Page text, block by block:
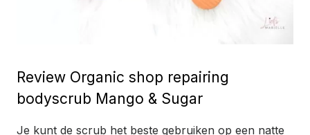
Review Organic shop repairing
bodyscrub Mango & Sugar
Je kunt de scrub het beste gebruiken op een natte